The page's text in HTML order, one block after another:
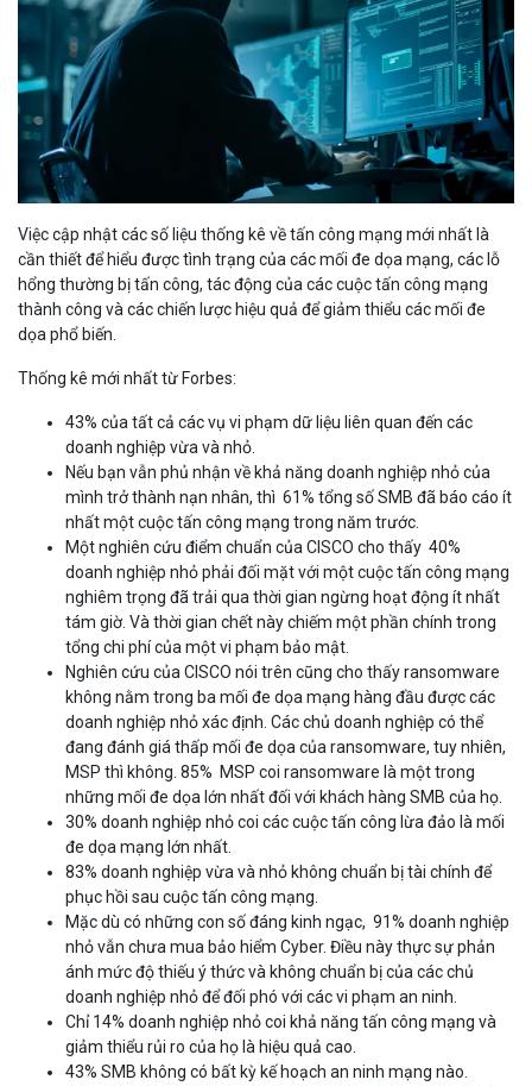
Việc cập nhật các số liệu thống kê về tấn công mạng mới nhất là
cần thiết để hiểu được tình trạng của các mối đe dọa mạng, các lỗ
hổng thường bị tấn công, tác động của các cuộc tấn công mạng
thành công và các chiến lược hiệu quả để giảm thiểu các mối đe
dọa phổ biến.
Thống kê mới nhất từ Forbes:
43% của tất cả các vụ vi phạm dữ liệu liên quan đến các
doanh nghiệp vừa và nhỏ.
Nếu bạn vẫn phủ nhận về khả năng doanh nghiệp nhỏ của
mình trở thành nạn nhân, thì 61% tổng số SMB đã báo cáo ít
nhất một cuộc tấn công mạng trong năm trước.
Một nghiên cứu điểm chuẩn của CISCO cho thấy 40%
doanh nghiệp nhỏ phải đối mặt với một cuộc tấn công mạng
nghiêm trọng đã trải qua thời gian ngừng hoạt động ít nhất
tám giờ. Và thời gian chết này chiếm một phần chính trong
tổng chi phí của một vi phạm bảo mật.
Nghiên cứu của CISCO nói trên cũng cho thấy ransomware
không nằm trong ba mối đe dọa mạng hàng đầu được các
doanh nghiệp nhỏ xác định. Các chủ doanh nghiệp có thể
đang đánh giá thấp mối đe dọa của ransomware, tuy nhiên,
MSP thì không. 85% MSP coi ransomware là một trong
những mối đe dọa lớn nhất đối với khách hàng SMB của họ.
30% doanh nghiệp nhỏ coi các cuộc tấn công lừa đảo là mối
đe dọa mạng lớn nhất.
83% doanh nghiệp vừa và nhỏ không chuẩn bị tài chính để
phục hồi sau cuộc tấn công mạng.
Mặc dù có những con số đáng kinh ngạc, 91% doanh nghiệp
nhỏ vẫn chưa mua bảo hiểm Cyber. Điều này thực sự phản
ánh mức độ thiếu ý thức và không chuẩn bị của các chủ
doanh nghiệp nhỏ để đối phó với các vi phạm an ninh.
Chỉ 14% doanh nghiệp nhỏ coi khả năng tấn công mạng và
giảm thiểu rủi ro của họ là hiệu quả cao.
43% SMB không có bất kỳ kế hoạch an ninh mạng nào.